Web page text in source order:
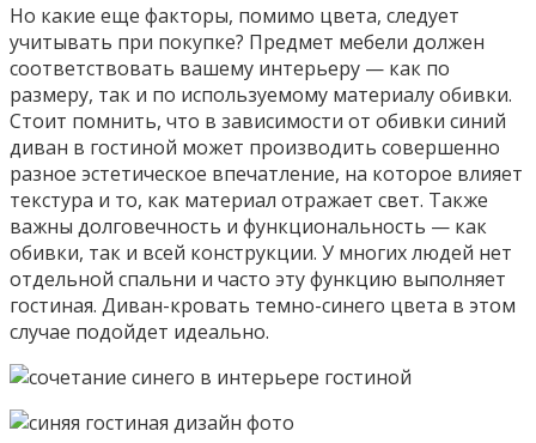
Но какие еще факторы, помимо цвета, следует
учитывать при покупке? Предмет мебели должен
соответствовать вашему интерьеру — как по
размеру, так и по используемому материалу обивки.
Стоит помнить, что в зависимости от обивки синий
диван в гостиной может производить совершенно
разное эстетическое впечатление, на которое влияет
текстура и то, как материал отражает свет. Также
важны долговечность и функциональность — как
обивки, так и всей конструкции. У многих людей нет
отдельной спальни и часто эту функцию выполняет
гостиная. Диван-кровать темно-синего цвета в этом
случае подойдет идеально.